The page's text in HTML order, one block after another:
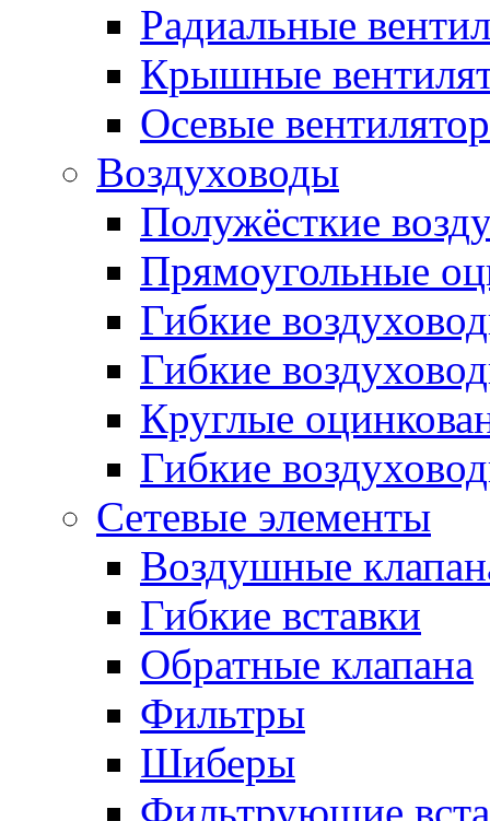
Радиальные
Крышные
Осевые
Воздуховоды
Полужёсткие
Прямоугольные
Гибкие
Гибкие
Круглые
Гибкие
Сетевые элементы
Воздушные
Гибкие вставки
Обратные клапана
Фильтры
Шиберы